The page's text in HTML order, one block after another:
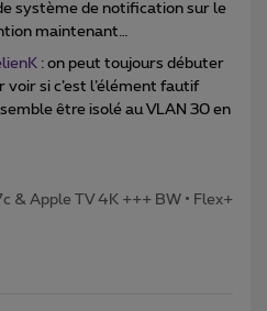
système de notification sur le
maintenant…
: on peut toujours débuter
voir si c’est l’élément fautif
être isolé au VLAN 30 en
& Apple TV 4K +++ BW • Flex+